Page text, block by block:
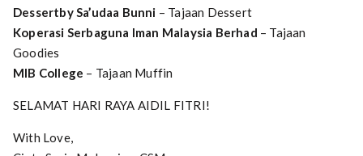
Dessertby Sa’udaa Bunni – Tajaan Dessert
Koperasi Serbaguna Iman Malaysia Berhad – Tajaan
Goodies
MIB College – Tajaan Muffin
SELAMAT HARI RAYA AIDIL FITRI!
With Love,